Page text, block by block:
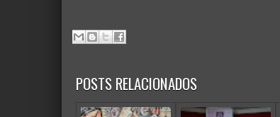
POSTS RELACIONADOS